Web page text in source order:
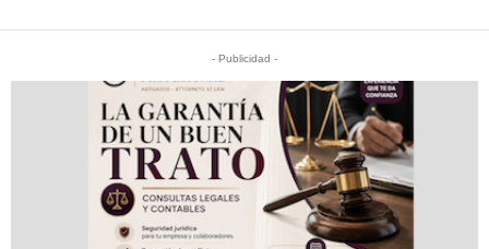
- Publicidad -